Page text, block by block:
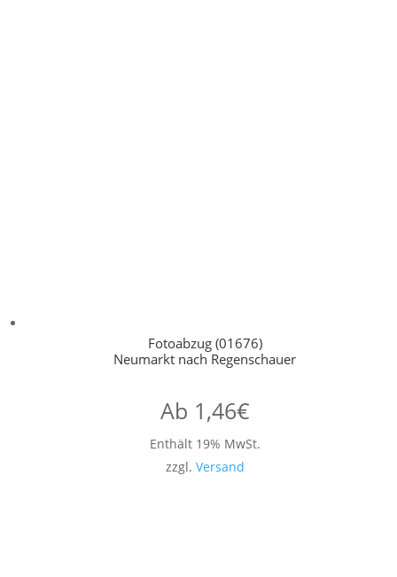
Fotoabzug (01676)
Neumarkt nach Regenschauer
Ab 1,46€
Enthält 19% MwSt.
zzgl. Versand